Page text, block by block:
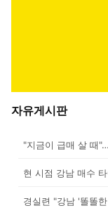
자유게시판
"지금이 급매 살 때"…
현 시점 강남 매수
경실련 "강남 '똘똘